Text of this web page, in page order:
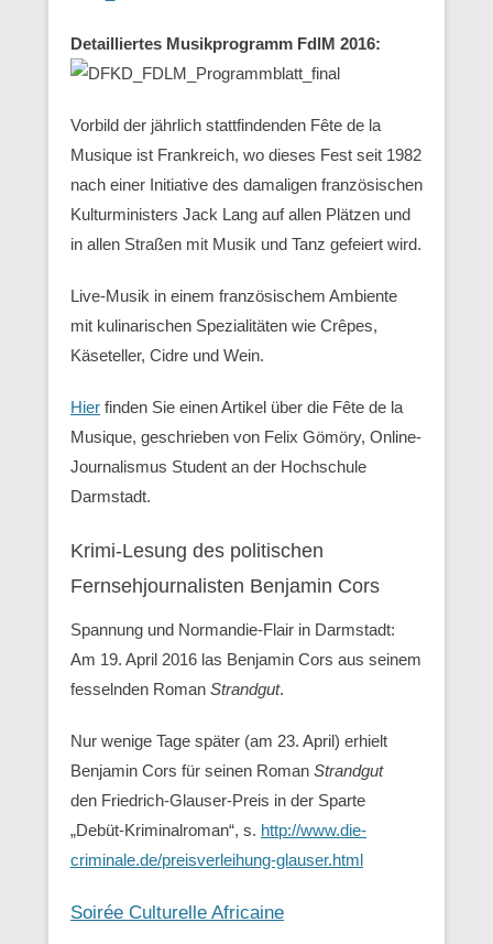
Detailliertes Musikprogramm FdlM 2016:
Vorbild der jährlich stattfindenden Fête de la
Musique ist Frankreich, wo dieses Fest seit 1982
nach einer Initiative des damaligen französischen
Kulturministers Jack Lang auf allen Plätzen und
in allen Straßen mit Musik und Tanz gefeiert wird.
Live-Musik in einem französischem Ambiente
mit kulinarischen Spezialitäten wie Crêpes,
Käseteller, Cidre und Wein.
Hier finden Sie einen Artikel über die Fête de la
Musique, geschrieben von Felix Gömöry, Online-
Journalismus Student an der Hochschule
Darmstadt.
Krimi-Lesung des politischen
Fernsehjournalisten Benjamin Cors
Spannung und Normandie-Flair in Darmstadt:
Am 19. April 2016 las Benjamin Cors aus seinem
fesselnden Roman Strandgut.
Nur wenige Tage später (am 23. April) erhielt
Benjamin Cors für seinen Roman Strandgut
den Friedrich-Glauser-Preis in der Sparte
„Debüt-Kriminalroman“, s. http://www.die-
criminale.de/preisverleihung-glauser.html
Soirée Culturelle Africaine